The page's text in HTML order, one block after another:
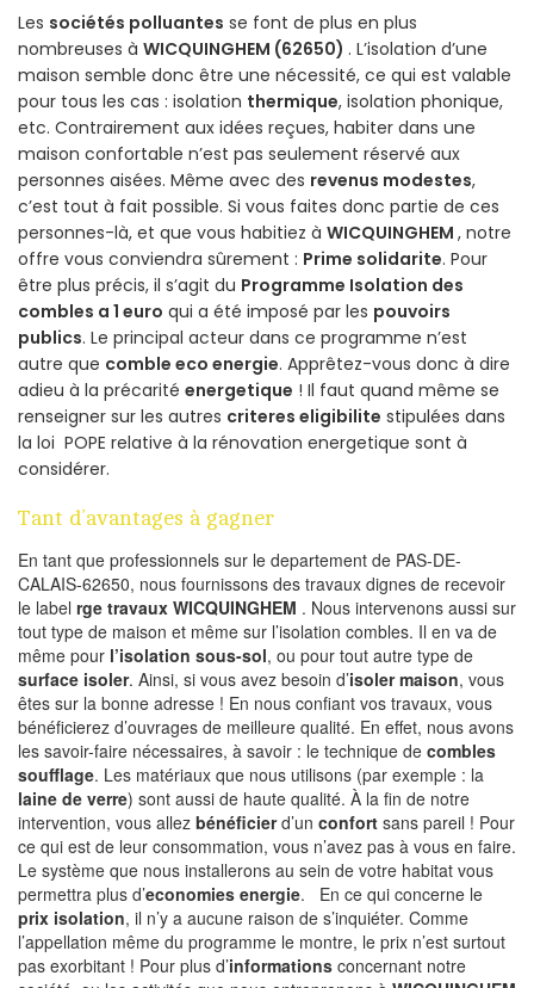
Les sociétés polluantes se font de plus en plus
nombreuses à WICQUINGHEM (62650) . L’isolation d’une
maison semble donc être une nécessité, ce qui est valable
pour tous les cas : isolation thermique, isolation phonique,
etc. Contrairement aux idées reçues, habiter dans une
maison confortable n’est pas seulement réservé aux
personnes aisées. Même avec des revenus modestes,
c’est tout à fait possible. Si vous faites donc partie de ces
personnes-là, et que vous habitiez à WICQUINGHEM , notre
offre vous conviendra sûrement : Prime solidarite. Pour
être plus précis, il s’agit du Programme Isolation des
combles a 1 euro qui a été imposé par les pouvoirs
publics. Le principal acteur dans ce programme n’est
autre que comble eco energie. Apprêtez-vous donc à dire
adieu à la précarité energetique ! Il faut quand même se
renseigner sur les autres criteres eligibilite stipulées dans
la loi POPE relative à la rénovation energetique sont à
considérer.
Tant d’avantages à gagner
En tant que professionnels sur le departement de PAS-DE-
CALAIS-62650, nous fournissons des travaux dignes de recevoir
le label rge travaux WICQUINGHEM . Nous intervenons aussi sur
tout type de maison et même sur l’isolation combles. Il en va de
même pour l’isolation sous-sol, ou pour tout autre type de
surface isoler. Ainsi, si vous avez besoin d’isoler maison, vous
êtes sur la bonne adresse ! En nous confiant vos travaux, vous
bénéficierez d’ouvrages de meilleure qualité. En effet, nous avons
les savoir-faire nécessaires, à savoir : le technique de combles
soufflage. Les matériaux que nous utilisons (par exemple : la
laine de verre) sont aussi de haute qualité. À la fin de notre
intervention, vous allez bénéficierd’un confort sans pareil ! Pour
ce qui est de leur consommation, vous n’avez pas à vous en faire.
Le système que nous installerons au sein de votre habitat vous
permettra plus d’economies energie. En ce qui concerne le
prix isolation, il n’y a aucune raison de s’inquiéter. Comme
l’appellation même du programme le montre, le prix n’est surtout
pas exorbitant ! Pour plus d’informations concernant notre